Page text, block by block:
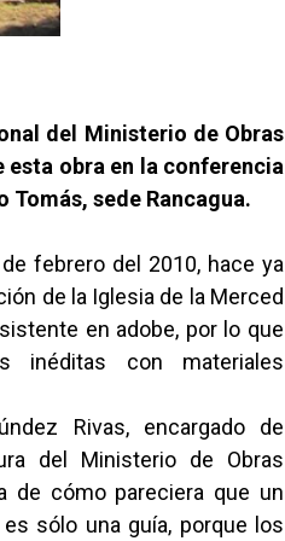
del Ministerio de Obras
obra en la conferencia
sede Rancagua.
febrero del 2010, hace ya
de la Iglesia de la Merced
en adobe, por lo que
inéditas con materiales
Rivas, encargado de
del Ministerio de Obras
de cómo pareciera que un
sólo una guía, porque los